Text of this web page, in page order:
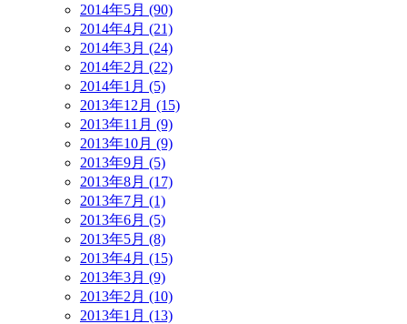
2014年5月 (90)
2014年4月 (21)
2014年3月 (24)
2014年2月 (22)
2014年1月 (5)
2013年12月 (15)
2013年11月 (9)
2013年10月 (9)
2013年9月 (5)
2013年8月 (17)
2013年7月 (1)
2013年6月 (5)
2013年5月 (8)
2013年4月 (15)
2013年3月 (9)
2013年2月 (10)
2013年1月 (13)